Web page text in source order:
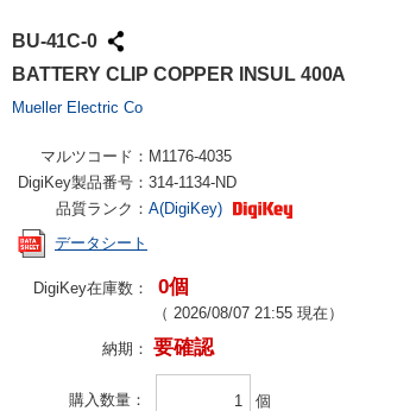
BU-41C-0
BATTERY CLIP COPPER INSUL 400A
Mueller Electric Co
マルツコード： M1176-4035
DigiKey製品番号： 314-1134-ND
品質ランク： A(DigiKey)
データシート
DigiKey在庫数： 0個
（ 2026/08/07 21:55 現在）
納期： 要確認
購入数量 個